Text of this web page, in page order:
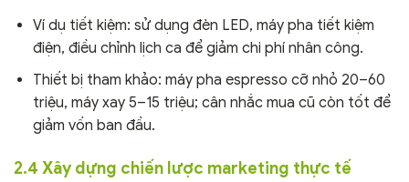
Ví dụ tiết kiệm: sử dụng đèn LED, máy pha tiết kiệm
điện, điều chỉnh lịch ca để giảm chi phí nhân công.
Thiết bị tham khảo: máy pha espresso cỡ nhỏ 20–60
triệu, máy xay 5–15 triệu; cân nhắc mua cũ còn tốt để
giảm vốn ban đầu.
2.4 Xây dựng chiến lược marketing thực tế